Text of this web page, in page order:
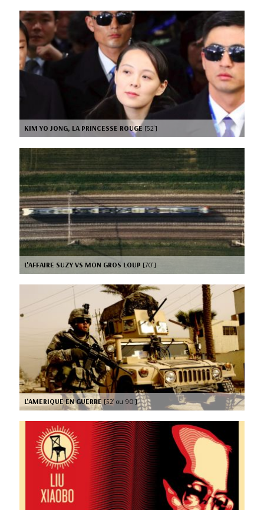
KIM YO JONG, LA PRINCESSE ROUGE [52’]
L'AFFAIRE SUZY VS MON GROS LOUP [70’]
L'AMERIQUE EN GUERRE [52’ ou 90’]